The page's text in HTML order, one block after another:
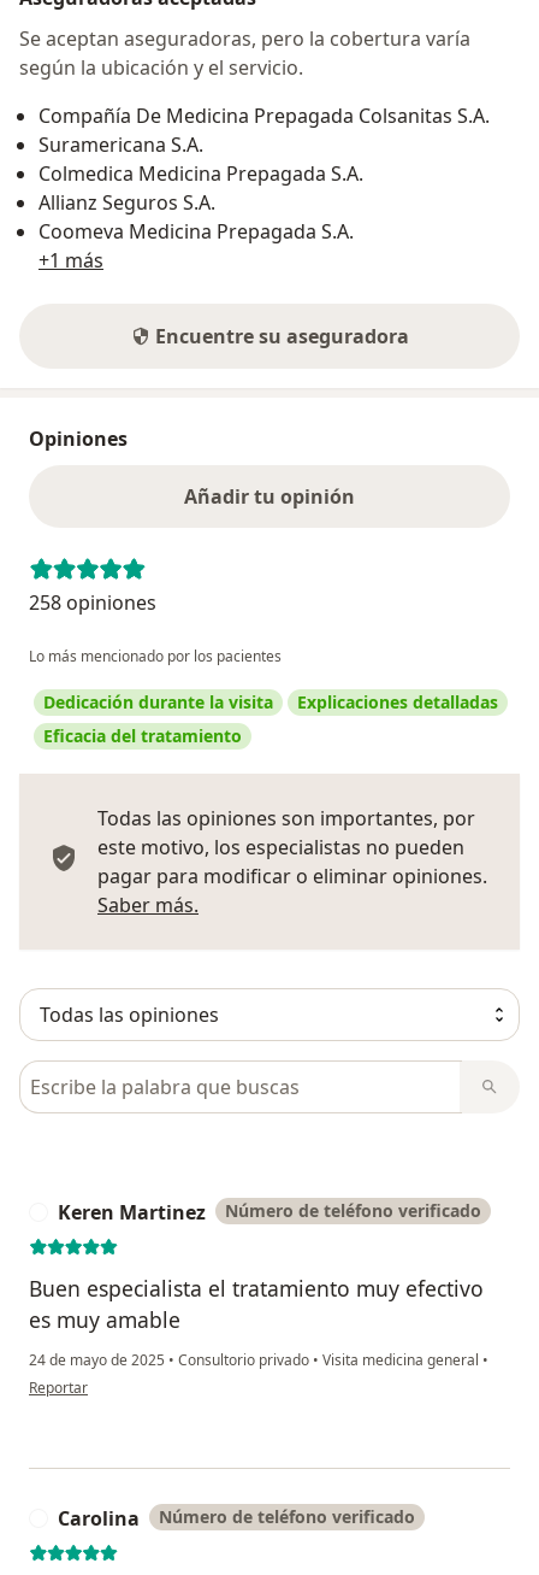
Se aceptan aseguradoras, pero la cobertura varía
según la ubicación y el servicio.
Compañía De Medicina Prepagada Colsanitas S.A.
Suramericana S.A.
Colmedica Medicina Prepagada S.A.
Allianz Seguros S.A.
Coomeva Medicina Prepagada S.A.
+1 más
Encuentre su aseguradora
Opiniones
Añadir tu opinión
258 opiniones
Lo más mencionado por los pacientes
Dedicación durante la visita
Explicaciones detalladas
Eficacia del tratamiento
Todas las opiniones son importantes, por
este motivo, los especialistas no pueden
pagar para modificar o eliminar opiniones.
Saber más.
Busca en opiniones
Keren Martinez Número de teléfono verificado
Buen especialista el tratamiento muy efectivo
es muy amable
24 de mayo de 2025 • Consultorio privado • Visita medicina general •
en opinión del usuario Keren Martinez
Reportar
Carolina Número de teléfono verificado